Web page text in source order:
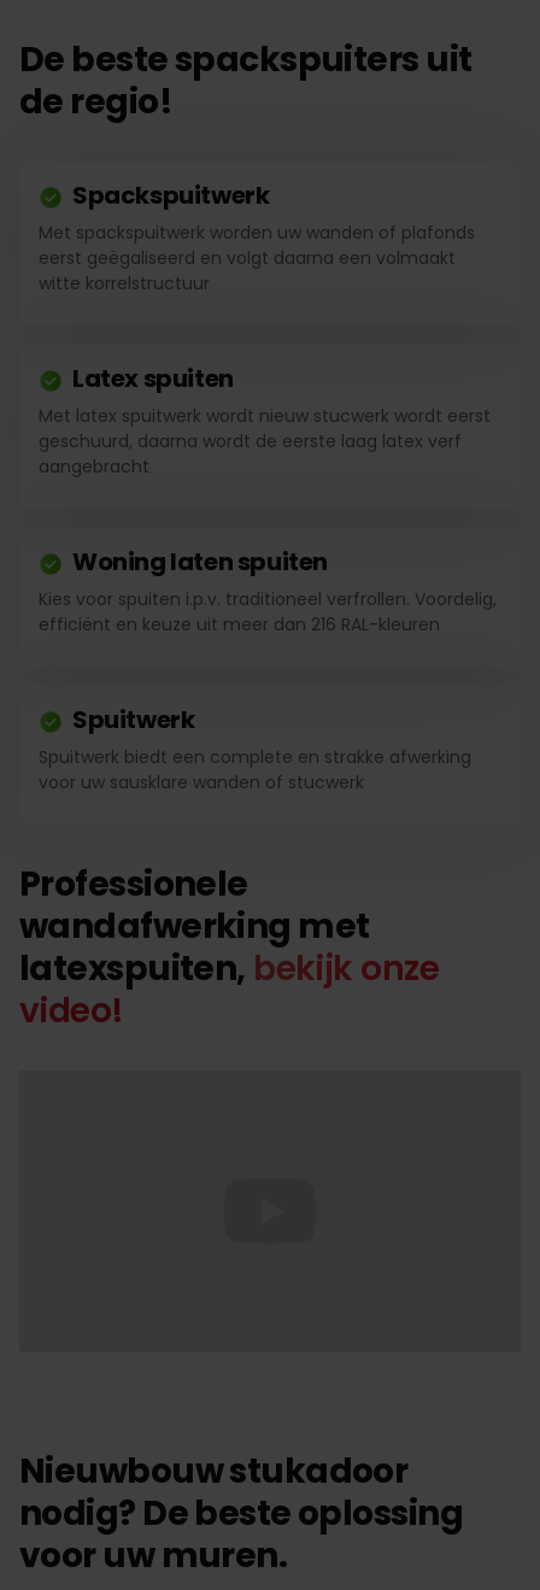
De beste spackspuiters uit
de regio!
Spackspuitwerk
Met spackspuitwerk worden uw wanden of plafonds
eerst geëgaliseerd en volgt daarna een volmaakt
witte korrelstructuur
Latex spuiten
Met latex spuitwerk wordt nieuw stucwerk wordt eerst
geschuurd, daarna wordt de eerste laag latex verf
aangebracht
Woning laten spuiten
Kies voor spuiten i.p.v. traditioneel verfrollen. Voordelig,
efficiënt en keuze uit meer dan 216 RAL-kleuren
Spuitwerk
Spuitwerk biedt een complete en strakke afwerking
voor uw sausklare wanden of stucwerk
Professionele
wandafwerking met
latexspuiten, bekijk onze
video!
Nieuwbouw stukadoor
nodig? De beste oplossing
voor uw muren.